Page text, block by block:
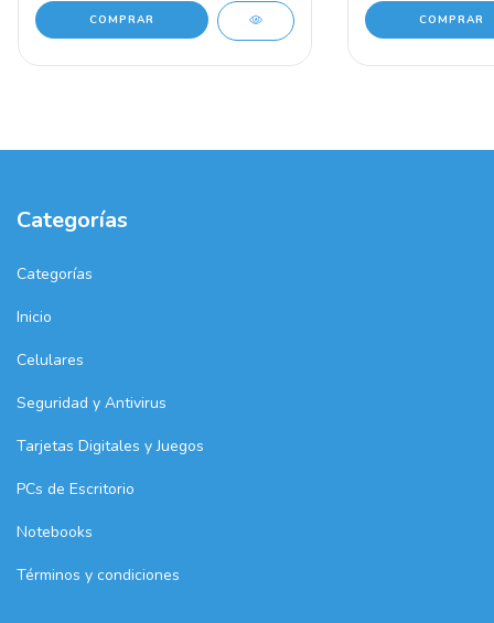
Categorías
Categorías
Inicio
Celulares
Seguridad y Antivirus
Tarjetas Digitales y Juegos
PCs de Escritorio
Notebooks
Términos y condiciones